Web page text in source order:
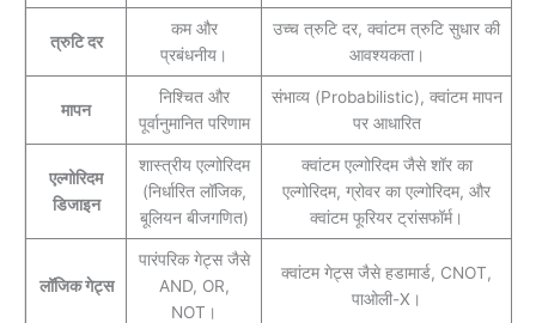
त्रुटि दर
कम और
प्रबंधनीय।
उच्च त्रुटि दर, क्वांटम त्रुटि सुधार की
आवश्यकता।
मापन
निश्चित और
पूर्वानुमानित परिणाम
संभाव्य (Probabilistic), क्वांटम मापन
पर आधारित
एल्गोरिदम
डिजाइन
शास्त्रीय एल्गोरिदम
(निर्धारित लॉजिक,
बूलियन बीजगणित)
क्वांटम एल्गोरिदम जैसे शॉर का
एल्गोरिदम, ग्रोवर का एल्गोरिदम, और
क्वांटम फूरियर ट्रांसफॉर्म।
लॉजिक गेट्स
पारंपरिक गेट्स जैसे
AND, OR,
NOT।
क्वांटम गेट्स जैसे हडामार्ड, CNOT,
पाओली-X।